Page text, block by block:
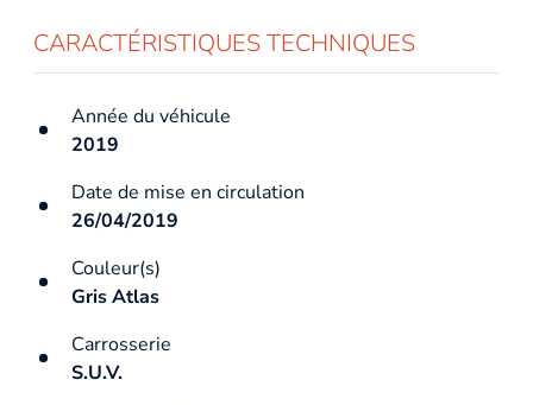
CARACTÉRISTIQUES TECHNIQUES
Année du véhicule
2019
Date de mise en circulation
26/04/2019
Couleur(s)
Gris Atlas
Carrosserie
S.U.V.